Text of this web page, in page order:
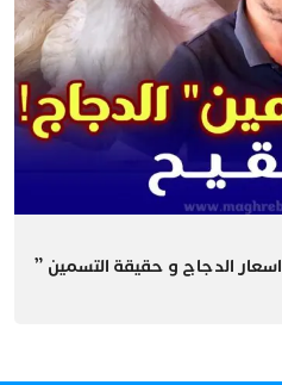
اسعار الدجاج و حقيقة التسمين ”